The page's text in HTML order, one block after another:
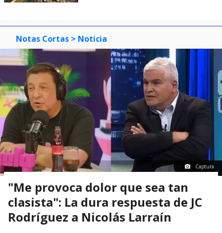
Notas Cortas > Noticia
Captura
"Me provoca dolor que sea tan
clasista": La dura respuesta de JC
Rodríguez a Nicolás Larraín